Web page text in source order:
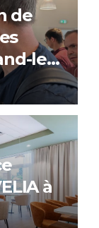
de
les-
à